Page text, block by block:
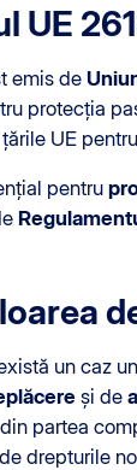
UE
emis de
protecția
UE
pentru
un caz
și de
din partea
drepturile